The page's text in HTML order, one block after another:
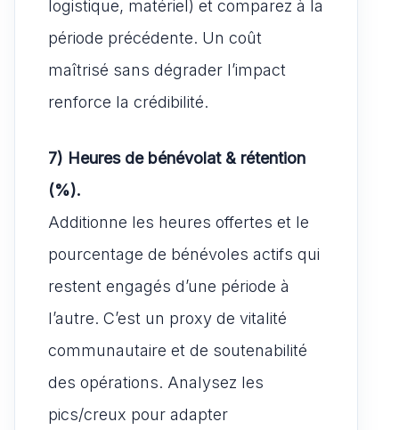
logistique, matériel) et comparez à la
période précédente. Un coût
maîtrisé sans dégrader l’impact
renforce la crédibilité.
7) Heures de bénévolat & rétention
(%).
Additionne les heures offertes et le
pourcentage de bénévoles actifs qui
restent engagés d’une période à
l’autre. C’est un proxy de vitalité
communautaire et de soutenabilité
des opérations. Analysez les
pics/creux pour adapter